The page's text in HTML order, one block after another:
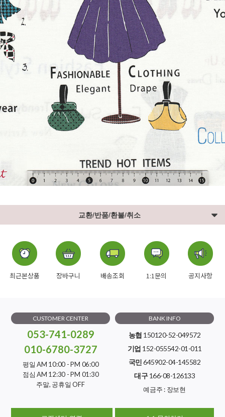
교환/반품/환불/취소
최근본상품 장바구니 배송조회 1:1문의 공지사항
CUSTOMER CENTER
053-741-0289
010-6780-3727
평일 AM 10:00 - PM 06:00
점심 AM 12:30 - PM 01:30
주말, 공휴일 OFF
BANK INFO
농협 150120-52-049572
기업 152-055542-01-011
국민645902-04-145582
대구166-08-126133
예금주 : 장보현